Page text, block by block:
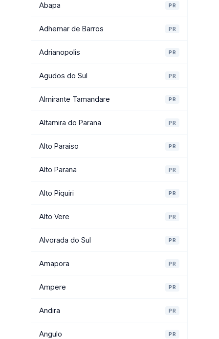
Abapa PR
Adhemar de Barros PR
Adrianopolis PR
Agudos do Sul PR
Almirante Tamandare PR
Altamira do Parana PR
Alto Paraiso PR
Alto Parana PR
Alto Piquiri PR
Alto Vere PR
Alvorada do Sul PR
Amapora PR
Ampere PR
Andira PR
Angulo PR